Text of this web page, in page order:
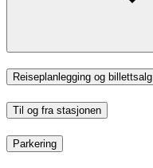
Reiseplanlegging og billettsalg
Til og fra stasjonen
Parkering